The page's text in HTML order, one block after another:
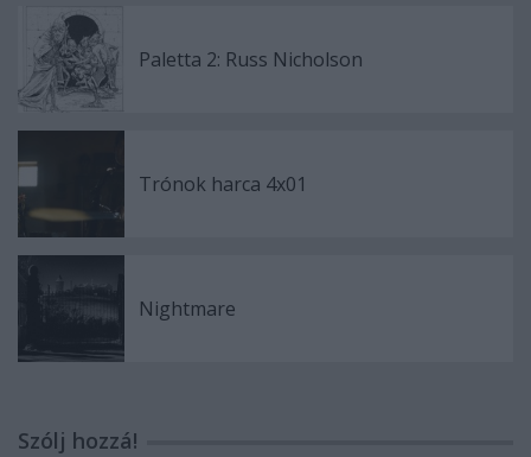
Paletta 2: Russ Nicholson
Trónok harca 4x01
Nightmare
Szólj hozzá!